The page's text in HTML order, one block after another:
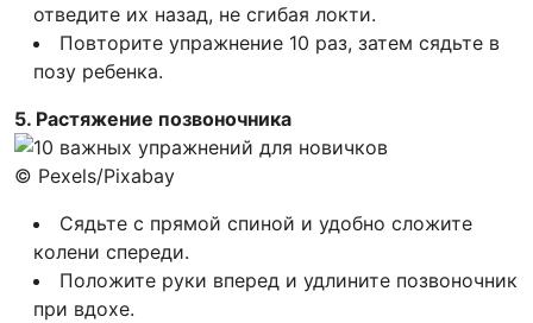
отведите их назад, не сгибая локти.
Повторите упражнение 10 раз, затем сядьте в
позу ребенка.
5. Растяжение позвоночника
© Pexels/Pixabay
Сядьте с прямой спиной и удобно сложите
колени спереди.
Положите руки вперед и удлините позвоночник
при вдохе.